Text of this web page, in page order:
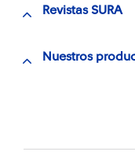
Revistas SURA
Nuestros